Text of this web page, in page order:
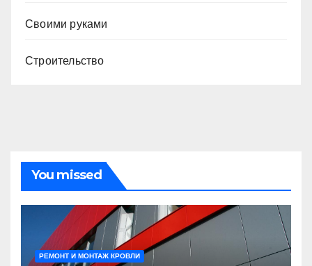
Своими руками
Строительство
You missed
РЕМОНТ И МОНТАЖ КРОВЛИ